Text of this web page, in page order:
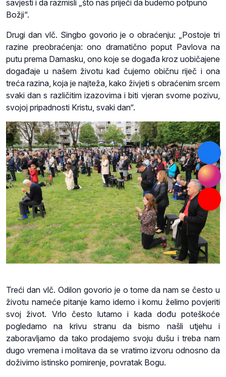
savjesti i da razmisli „što nas priječi da budemo potpuno
Božji“.
Drugi dan vlč. Singbo govorio je o obraćenju: „Postoje tri
razine preobraćenja: ono dramatično poput Pavlova na
putu prema Damasku, ono koje se događa kroz uobičajene
događaje u našem životu kad čujemo običnu riječ i ona
treća razina, koja je najteža, kako živjeti s obraćenim srcem
svaki dan s različitim izazovima i biti vjeran svome pozivu,
svojoj pripadnosti Kristu, svaki dan“.
Treći dan vlč. Odilon govorio je o tome da nam se često u
životu nameće pitanje kamo idemo i komu želimo povjeriti
svoj život. Vrlo često lutamo i kada dođu poteškoće
pogledamo na krivu stranu da bismo našli utjehu i
zaboravljamo da tako prodajemo svoju dušu i treba nam
dugo vremena i molitava da se vratimo izvoru odnosno da
doživimo istinsko pomirenje, povratak Bogu.